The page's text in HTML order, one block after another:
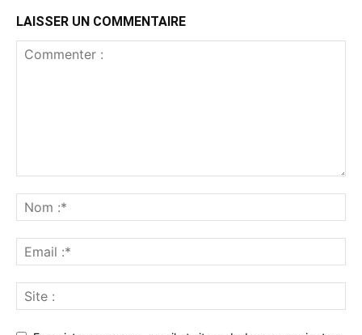
LAISSER UN COMMENTAIRE